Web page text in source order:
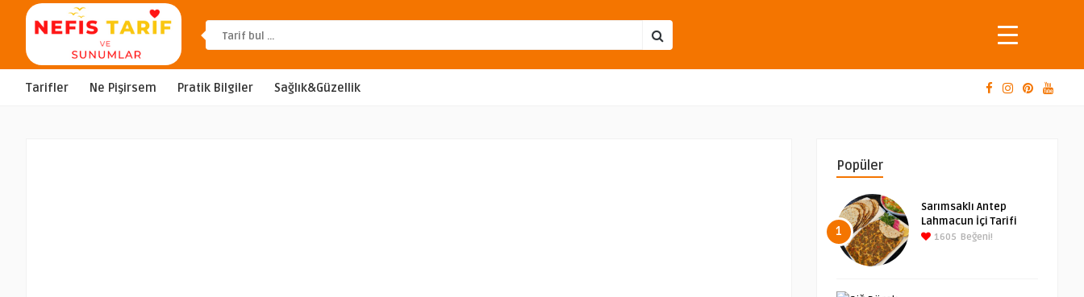
Tarifler Ne Pişirsem Pratik Bilgiler Sağlık&Güzellik
Popüler
1
Sarımsaklı Antep
Lahmacun İçi Tarifi
1605 Beğeni!